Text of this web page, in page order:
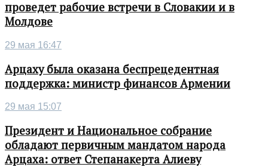
проведет рабочие встречи в Словакии и в
Молдове
29 мая 16:47
Арцаху была оказана беспрецедентная
поддержка: министр финансов Армении
29 мая 15:07
Президент и Национальное собрание
обладают первичным мандатом народа
Арцаха: ответ Степанакерта Алиеву